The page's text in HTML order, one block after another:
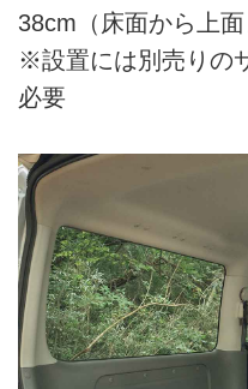
38cm（床面から上面
※設置には別売りの
必要